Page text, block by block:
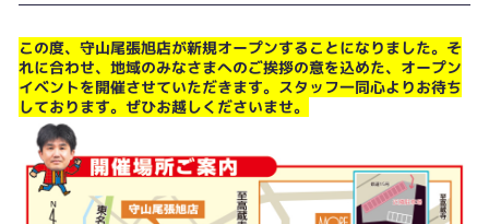
この度、守山尾張旭店が新規オープンすることになりました。そ
れに合わせ、地域のみなさまへのご挨拶の意を込めた、オープン
イベントを開催させていただきます。スタッフ一同心よりお待ち
しております。ぜひお越しくださいませ。